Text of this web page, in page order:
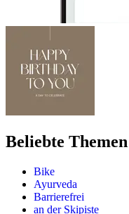
Beliebte Themen
Bike
Ayurveda
Barrierefrei
an der Skipiste